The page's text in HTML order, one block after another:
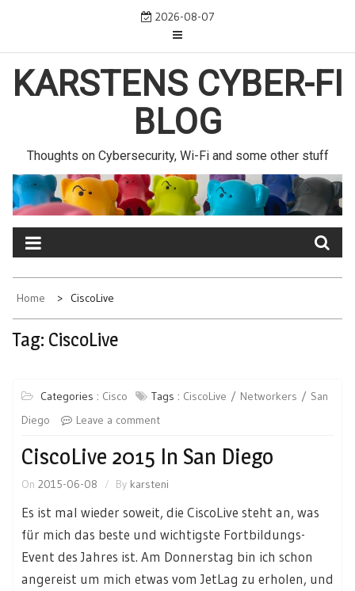
2026-08-07
KARSTENS CYBER-FI
BLOG
Thoughts on Cybersecurity, Wi-Fi and some other stuff
Home CiscoLive
Tag: CiscoLive
Categories : Cisco Tags : CiscoLive Networkers
San
Diego
Leave a comment
CiscoLive 2015 In San Diego
On 2015-06-08 By karsteni
Es ist mal wieder soweit, die CiscoLive steht an, was
für mich das beste und wichtigste Fortbildungs-
Event des Jahres ist. Am Donnerstag bin ich schon
angereist um mich etwas vom JetLag zu erholen, und